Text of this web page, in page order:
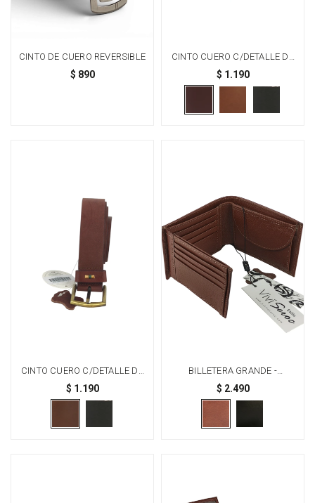
CINTO DE CUERO REVERSIBLE
$ 890
CINTO CUERO C/DETALLE DE
COSTURA - CHOCOLATE
$ 1.190
CINTO CUERO C/DETALLE DE
COSTURA EN PASADOR -
MARRÓN
$ 1.190
BILLETERA GRANDE -
MARRÓN
$ 2.490